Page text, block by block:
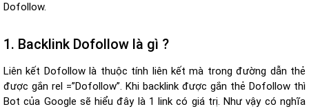
Dofollow.
1. Backlink Dofollow là gì ?
Liên kết Dofollow là thuộc tính liên kết mà trong đường dẫn thẻ
được gắn rel =”Dofollow”. Khi backlink được gắn thẻ Dofollow thì
Bot của Google sẽ hiểu đây là 1 link có giá trị. Như vậy có nghĩa